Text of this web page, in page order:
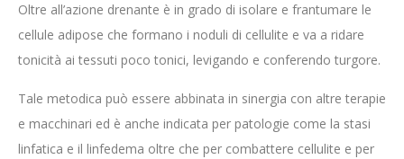
Oltre all’azione drenante è in grado di isolare e frantumare le
cellule adipose che formano i noduli di cellulite e va a ridare
tonicità ai tessuti poco tonici, levigando e conferendo turgore.
Tale metodica può essere abbinata in sinergia con altre terapie
e macchinari ed è anche indicata per patologie come la stasi
linfatica e il linfedema oltre che per combattere cellulite e per